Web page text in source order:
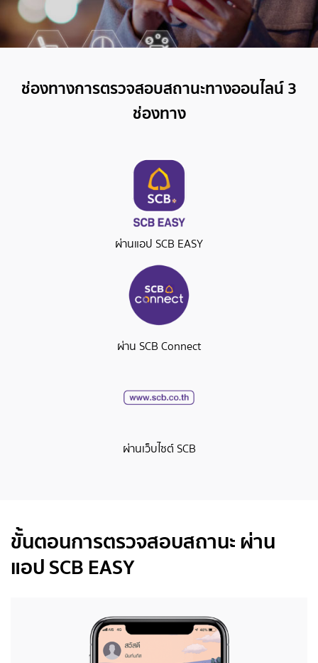
ช่องทางการตรวจสอบสถานะทางออนไลน์ 3
ช่องทาง
ผ่านแอป SCB EASY
ผ่าน SCB Connect
ผ่านเว็บไซต์ SCB
ขั้นตอนการตรวจสอบสถานะ ผ่าน
แอป SCB EASY